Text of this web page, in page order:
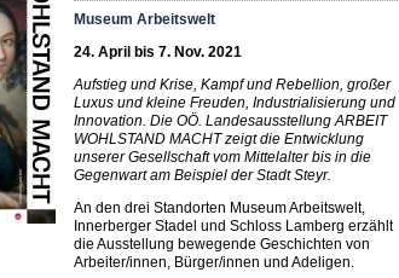
Museum Arbeitswelt
24. April bis 7. Nov. 2021
Aufstieg und Krise, Kampf und Rebellion, großer
Luxus und kleine Freuden, Industrialisierung und
Innovation. Die OÖ. Landesausstellung ARBEIT
WOHLSTAND MACHT zeigt die Entwicklung
unserer Gesellschaft vom Mittelalter bis in die
Gegenwart am Beispiel der Stadt Steyr.
An den drei Standorten Museum Arbeitswelt,
Innerberger Stadel und Schloss Lamberg erzählt
die Ausstellung bewegende Geschichten von
Arbeiter/innen, Bürger/innen und Adeligen.